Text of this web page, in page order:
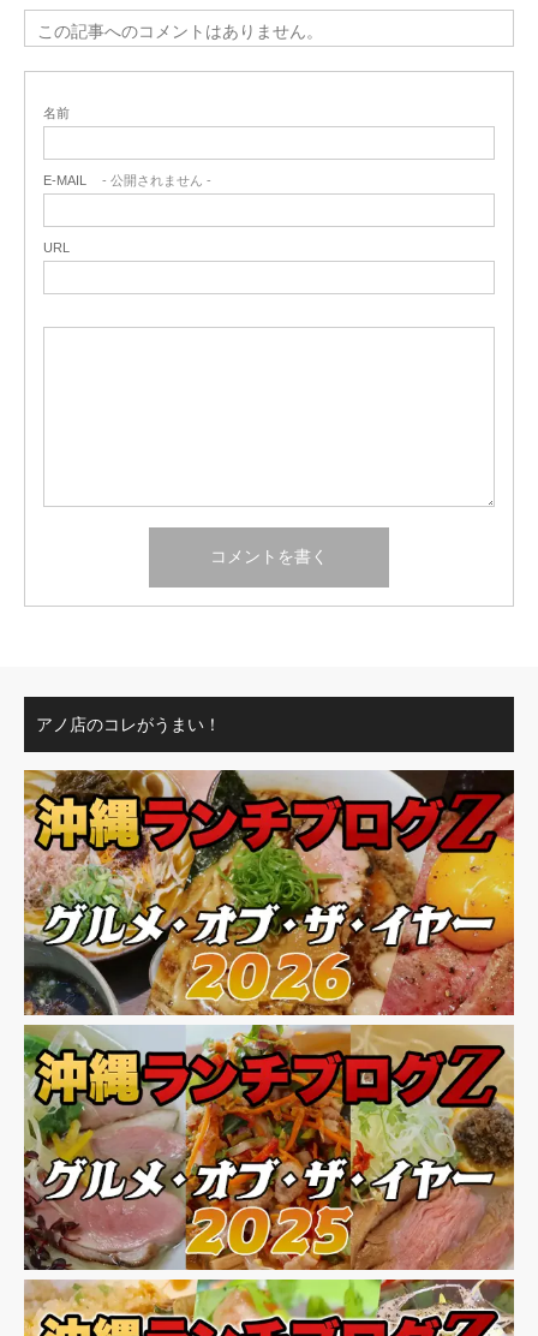
この記事へのコメントはありません。
名前
E-MAIL - 公開されません -
URL
アノ店のコレがうまい！